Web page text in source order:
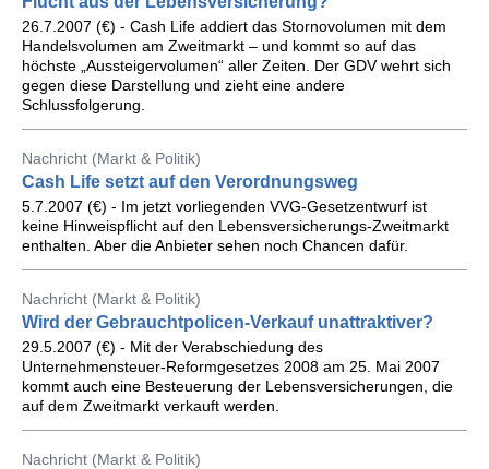
26.7.2007 (€) - Cash Life addiert das Stornovolumen mit dem
Handelsvolumen am Zweitmarkt – und kommt so auf das
höchste „Aussteigervolumen“ aller Zeiten. Der GDV wehrt sich
gegen diese Darstellung und zieht eine andere
Schlussfolgerung.
Nachricht (Markt & Politik)
Cash Life setzt auf den Verordnungsweg
5.7.2007 (€) - Im jetzt vorliegenden VVG-Gesetzentwurf ist
keine Hinweispflicht auf den Lebensversicherungs-Zweitmarkt
enthalten. Aber die Anbieter sehen noch Chancen dafür.
Nachricht (Markt & Politik)
Wird der Gebrauchtpolicen-Verkauf unattraktiver?
29.5.2007 (€) - Mit der Verabschiedung des
Unternehmensteuer-Reformgesetzes 2008 am 25. Mai 2007
kommt auch eine Besteuerung der Lebensversicherungen, die
auf dem Zweitmarkt verkauft werden.
Nachricht (Markt & Politik)